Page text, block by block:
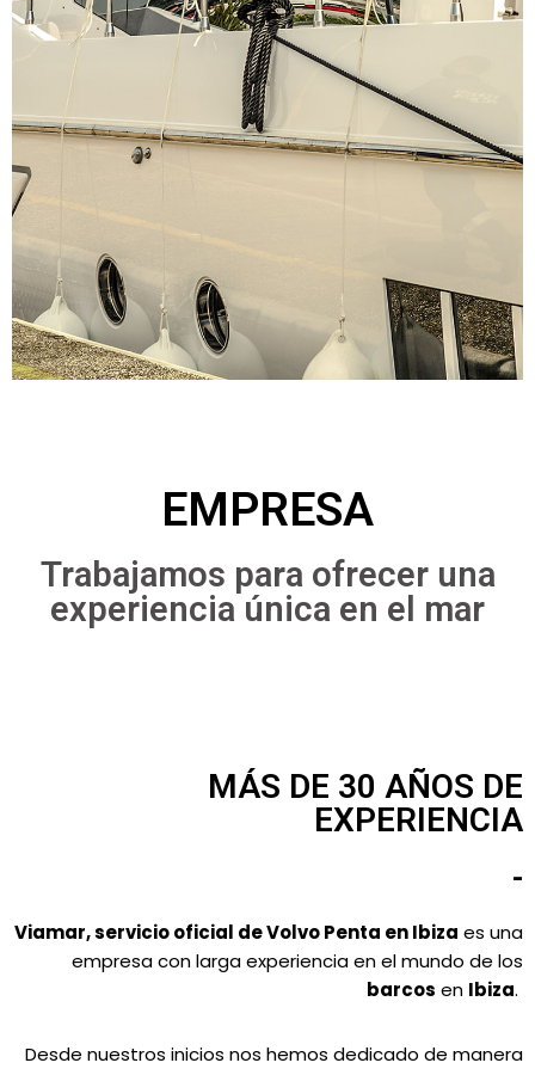
EMPRESA
Trabajamos para ofrecer una
experiencia única en el mar
MÁS DE 30 AÑOS DE
EXPERIENCIA
-
Viamar, servicio oficial de Volvo Penta en Ibiza es una
empresa con larga experiencia en el mundo de los
barcos en Ibiza.
Desde nuestros inicios nos hemos dedicado de manera